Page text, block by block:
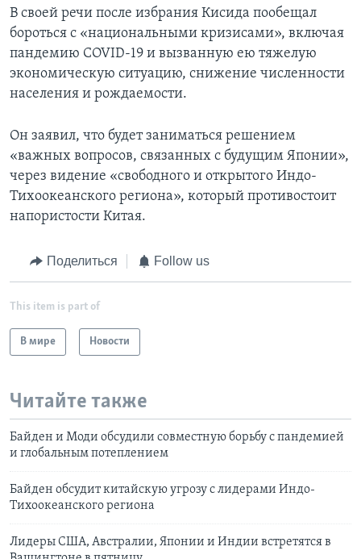
В своей речи после избрания Кисида пообещал
бороться с «национальными кризисами», включая
пандемию COVID-19 и вызванную ею тяжелую
экономическую ситуацию, снижение численности
населения и рождаемости.
Он заявил, что будет заниматься решением
«важных вопросов, связанных с будущим Японии»,
через видение «свободного и открытого Индо-
Тихоокеанского региона», который противостоит
напористости Китая.
Поделиться Follow us
This item is part of
В мире Новости
Читайте также
Байден и Моди обсудили совместную борьбу с пандемией
и глобальным потеплением
Байден обсудит китайскую угрозу с лидерами Индо-
Тихоокеанского региона
Лидеры США, Австралии, Японии и Индии встретятся в